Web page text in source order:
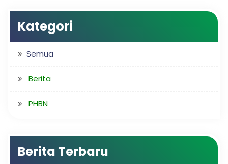
Kategori
Semua
Berita
PHBN
Berita Terbaru